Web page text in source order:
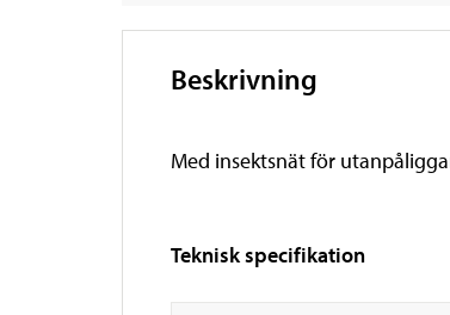
Beskrivning
Med insektsnät för
Teknisk specifikation